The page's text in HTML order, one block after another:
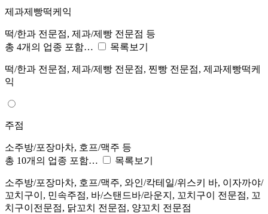
제과제빵떡케익
떡/한과 전문점, 제과/제빵 전문점 등
총 4개의 업종 포함…
목록보기
떡/한과 전문점, 제과/제빵 전문점, 찐빵 전문점, 제과제빵떡케
익
주점
소주방/포장마차, 호프/맥주 등
총 10개의 업종 포함…
목록보기
소주방/포장마차, 호프/맥주, 와인/칵테일/위스키 바, 이자까야/
꼬치구이, 민속주점, 바/스탠드바/라운지, 꼬치구이 전문점, 꼬
치구이전문점, 닭꼬치 전문점, 양꼬치 전문점